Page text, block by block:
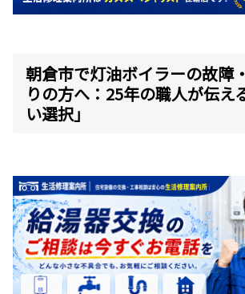
朝倉市で灯油ボイラーの故障
りの方へ：25年の職人が伝え
い選択」